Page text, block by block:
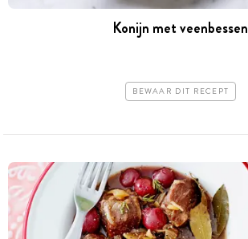
Konijn met veenbessen
BEWAAR DIT RECEPT